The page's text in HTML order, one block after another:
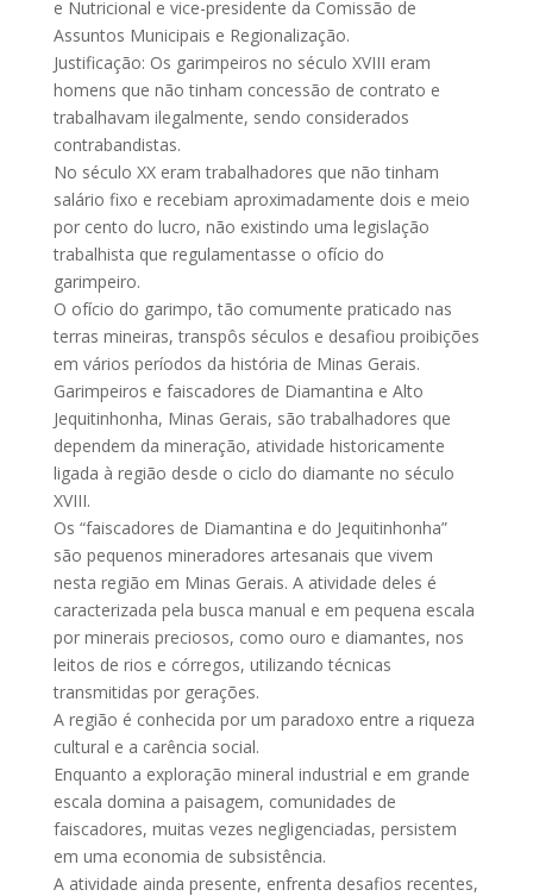
e Nutricional e vice-presidente da Comissão de
Assuntos Municipais e Regionalização.
Justificação: Os garimpeiros no século XVIII eram
homens que não tinham concessão de contrato e
trabalhavam ilegalmente, sendo considerados
contrabandistas.
No século XX eram trabalhadores que não tinham
salário fixo e recebiam aproximadamente dois e meio
por cento do lucro, não existindo uma legislação
trabalhista que regulamentasse o ofício do
garimpeiro.
O ofício do garimpo, tão comumente praticado nas
terras mineiras, transpôs séculos e desafiou proibições
em vários períodos da história de Minas Gerais.
Garimpeiros e faiscadores de Diamantina e Alto
Jequitinhonha, Minas Gerais, são trabalhadores que
dependem da mineração, atividade historicamente
ligada à região desde o ciclo do diamante no século
XVIII.
Os “faiscadores de Diamantina e do Jequitinhonha”
são pequenos mineradores artesanais que vivem
nesta região em Minas Gerais. A atividade deles é
caracterizada pela busca manual e em pequena escala
por minerais preciosos, como ouro e diamantes, nos
leitos de rios e córregos, utilizando técnicas
transmitidas por gerações.
A região é conhecida por um paradoxo entre a riqueza
cultural e a carência social.
Enquanto a exploração mineral industrial e em grande
escala domina a paisagem, comunidades de
faiscadores, muitas vezes negligenciadas, persistem
em uma economia de subsistência.
A atividade ainda presente, enfrenta desafios recentes,